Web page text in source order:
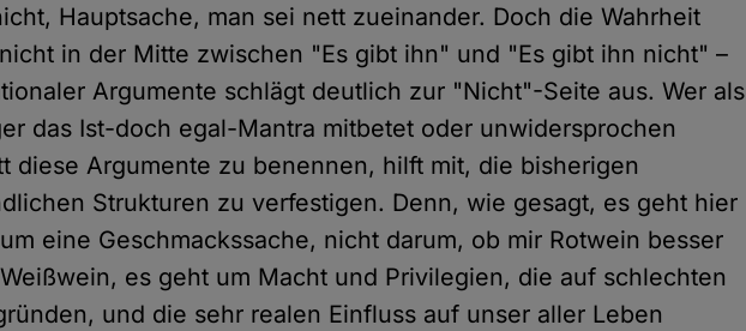
Hauptsache, man sei nett zueinander. Doch die Wahrheit
in der Mitte zwischen "Es gibt ihn" und "Es gibt ihn nicht" –
Argumente schlägt deutlich zur "Nicht"-Seite aus. Wer als
das Ist-doch egal-Mantra mitbetet oder unwidersprochen
diese Argumente zu benennen, hilft mit, die bisherigen
Strukturen zu verfestigen. Denn, wie gesagt, es geht hier
eine Geschmackssache, nicht darum, ob mir Rotwein besser
es geht um Macht und Privilegien, die auf schlechten
und die sehr realen Einfluss auf unser aller Leben